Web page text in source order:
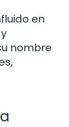
en
nombre